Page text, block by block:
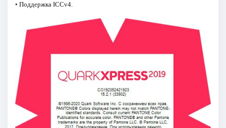
• Поддержка ICCv4.